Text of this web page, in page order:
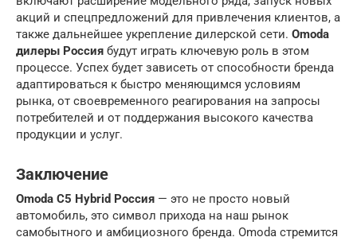
акций и спецпредложений для привлечения клиентов, а
также дальнейшее укрепление дилерской сети. Omoda
дилеры Россия будут играть ключевую роль в этом
процессе. Успех будет зависеть от способности бренда
адаптироваться к быстро меняющимся условиям
рынка, от своевременного реагирования на запросы
потребителей и от поддержания высокого качества
продукции и услуг.
Заключение
Omoda C5 Hybrid Россия — это не просто новый
автомобиль, это символ прихода на наш рынок
самобытного и амбициозного бренда. Omoda стремится